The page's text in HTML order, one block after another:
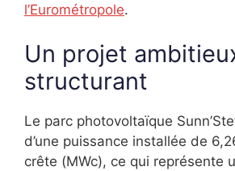
l’Eurométropole.
Un projet
structurant
Le parc photovoltaïque
d’une puissance installée de
crête (MWc), ce qui représente